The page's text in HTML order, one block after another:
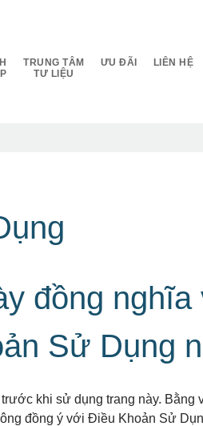
TRUNG TÂM
TƯ LIỆU
ƯU ĐÃI LIÊN HỆ
đồng
Sử Dụng
khi sử dụng trang này.
đồng ý với Điều Khoản Sử